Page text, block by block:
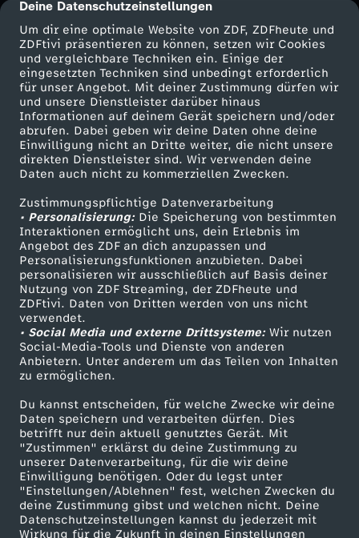
cmp-dialog-description
Deine Datenschutzeinstellungen
Um dir eine optimale Website von ZDF, ZDFheute und
ZDFtivi präsentieren zu können, setzen wir Cookies
und vergleichbare Techniken ein. Einige der
eingesetzten Techniken sind unbedingt erforderlich
für unser Angebot. Mit deiner Zustimmung dürfen wir
und unsere Dienstleister darüber hinaus
Informationen auf deinem Gerät speichern und/oder
abrufen. Dabei geben wir deine Daten ohne deine
Einwilligung nicht an Dritte weiter, die nicht unsere
direkten Dienstleister sind. Wir verwenden deine
Daten auch nicht zu kommerziellen Zwecken.
Zustimmungspflichtige Datenverarbeitung
• Personalisierung:Die Speicherung von bestimmten
Interaktionen ermöglicht uns, dein Erlebnis im
Angebot des ZDF an dich anzupassen und
Personalisierungsfunktionen anzubieten. Dabei
personalisieren wir ausschließlich auf Basis deiner
Nutzung von ZDF Streaming, der ZDFheute und
ZDFtivi. Daten von Dritten werden von uns nicht
verwendet.
• Social Media und externe Drittsysteme:Wir nutzen
Social-Media-Tools und Dienste von anderen
Anbietern. Unter anderem um das Teilen von Inhalten
zu ermöglichen.
Du kannst entscheiden, für welche Zwecke wir deine
Daten speichern und verarbeiten dürfen. Dies
betrifft nur dein aktuell genutztes Gerät. Mit
"Zustimmen" erklärst du deine Zustimmung zu
unserer Datenverarbeitung, für die wir deine
Einwilligung benötigen. Oder du legst unter
"Einstellungen/Ablehnen" fest, welchen Zwecken du
deine Zustimmung gibst und welchen nicht. Deine
Datenschutzeinstellungen kannst du jederzeit mit
Wirkung für die Zukunft in deinen Einstellungen
Mehr ZDF
ZDF-Apps
Smart TV
ZDFtext
Livestreams
Sendungen A-Z
TV-Programm
Service
ZDFmitreden
Kontakt zum ZDF
Tickets
Zuschauerservice
Hilfe
ZDF Unternehmen
Karriere
ZDF goes Schule
Werbefernsehen
Mainzelmännchen